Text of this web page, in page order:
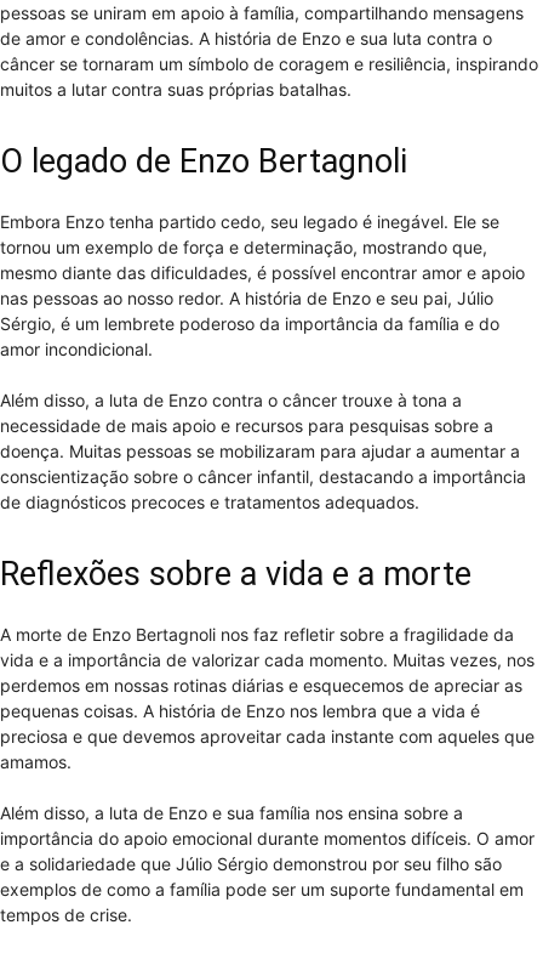
pessoas se uniram em apoio à família, compartilhando mensagens
de amor e condolências. A história de Enzo e sua luta contra o
câncer se tornaram um símbolo de coragem e resiliência, inspirando
muitos a lutar contra suas próprias batalhas.
O legado de Enzo Bertagnoli
Embora Enzo tenha partido cedo, seu legado é inegável. Ele se
tornou um exemplo de força e determinação, mostrando que,
mesmo diante das dificuldades, é possível encontrar amor e apoio
nas pessoas ao nosso redor. A história de Enzo e seu pai, Júlio
Sérgio, é um lembrete poderoso da importância da família e do
amor incondicional.
Além disso, a luta de Enzo contra o câncer trouxe à tona a
necessidade de mais apoio e recursos para pesquisas sobre a
doença. Muitas pessoas se mobilizaram para ajudar a aumentar a
conscientização sobre o câncer infantil, destacando a importância
de diagnósticos precoces e tratamentos adequados.
Reflexões sobre a vida e a morte
A morte de Enzo Bertagnoli nos faz refletir sobre a fragilidade da
vida e a importância de valorizar cada momento. Muitas vezes, nos
perdemos em nossas rotinas diárias e esquecemos de apreciar as
pequenas coisas. A história de Enzo nos lembra que a vida é
preciosa e que devemos aproveitar cada instante com aqueles que
amamos.
Além disso, a luta de Enzo e sua família nos ensina sobre a
importância do apoio emocional durante momentos difíceis. O amor
e a solidariedade que Júlio Sérgio demonstrou por seu filho são
exemplos de como a família pode ser um suporte fundamental em
tempos de crise.